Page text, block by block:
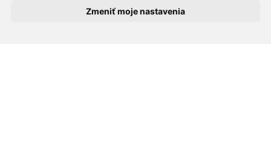
Zmeniť moje nastavenia
pre tento web.